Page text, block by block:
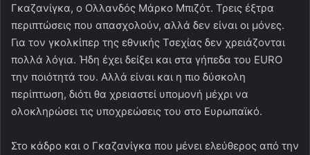
Γκαζανίγκα, ο Ολλανδός Μάρκο Μπιζότ. Τρεις έξτρα
περιπτώσεις που απασχολούν, αλλά δεν είναι οι μόνες.
Για τον γκολκίπερ της εθνικής Τσεχίας δεν χρειάζονται
πολλά λόγια. Ήδη έχει δείξει και στα γήπεδα του EURO
την ποιότητά του. Αλλά είναι και η πιο δύσκολη
περίπτωση, διότι θα χρειαστεί υπομονή μέχρι να
ολοκληρώσει τις υποχρεώσεις του στο Ευρωπαϊκό.
Στο κάδρο και ο Γκαζανίγκα που μένει ελεύθερος από την